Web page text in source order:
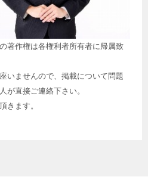
著作権は各権利者所有者に帰属致
いませんので、掲載について問題
が直接ご連絡下さい。
きます。